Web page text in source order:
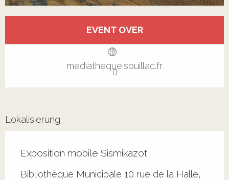
EVENT OVER
mediatheque.souillac.fr
Lokalisierung
Exposition mobile Sismikazot
Bibliothèque Municipale 10 rue de la Halle,